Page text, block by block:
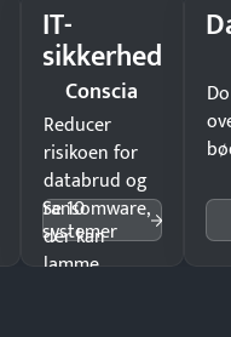
IT-
sikkerhed
Conscia
Reducer
risikoen for
databrud og
ransomware,
der kan
lamme
Se 10
systemer